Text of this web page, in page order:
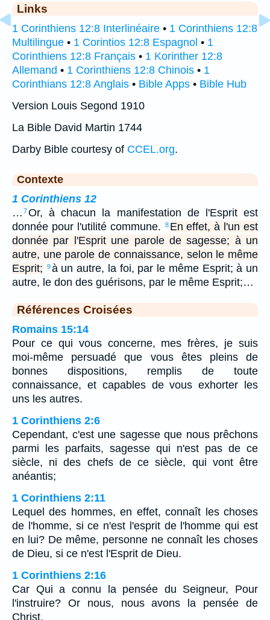
Links
1 Corinthiens 12:8 Interlinéaire • 1 Corinthiens 12:8
Multilingue • 1 Corintios 12:8 Espagnol • 1
Corinthiens 12:8 Français • 1 Korinther 12:8
Allemand • 1 Corinthiens 12:8 Chinois • 1
Corinthians 12:8 Anglais • Bible Apps • Bible Hub
Version Louis Segond 1910
La Bible David Martin 1744
Darby Bible courtesy of CCEL.org.
Contexte
1 Corinthiens 12
… 7Or, à chacun la manifestation de l'Esprit est
donnée pour l'utilité commune.
8 En effet, à l'un est
donnée par l'Esprit une parole de sagesse; à un
autre, une parole de connaissance, selon le même
Esprit;
9à un autre, la foi, par le même Esprit; à un
autre, le don des guérisons, par le même Esprit;…
Références Croisées
Romains 15:14
Pour ce qui vous concerne, mes frères, je suis
moi-même persuadé que vous êtes pleins de
bonnes dispositions, remplis de toute
connaissance, et capables de vous exhorter les
uns les autres.
1 Corinthiens 2:6
Cependant, c'est une sagesse que nous prêchons
parmi les parfaits, sagesse qui n'est pas de ce
siècle, ni des chefs de ce siècle, qui vont être
anéantis;
1 Corinthiens 2:11
Lequel des hommes, en effet, connaît les choses
de l'homme, si ce n'est l'esprit de l'homme qui est
en lui? De même, personne ne connaît les choses
de Dieu, si ce n'est l'Esprit de Dieu.
1 Corinthiens 2:16
Car Qui a connu la pensée du Seigneur, Pour
l'instruire? Or nous, nous avons la pensée de
Christ.